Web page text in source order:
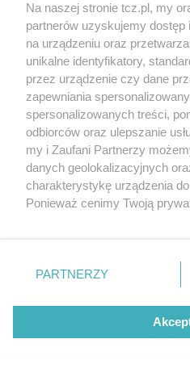
O FIRMIE POLITYKA
REKLAMA WSPÓŁPRACA
Nasze
Aktualności
Tcz24
Historia miasta
Na naszej stronie tcz.pl, my
partnerów uzyskujemy
na urządzeniu oraz
unikalne identyfikatory,
przez urządzenie czy dane
zapewniania
spersonalizowanych treści,
odbiorców oraz ulepszanie
my i Zaufani Partnerzy
danych geolokalizacyjnych
charakterystykę urządzenia
Ponieważ cenimy Twoją
znajdujący się w lewym
przetwarzaniu. Preferencje
PARTNERZY